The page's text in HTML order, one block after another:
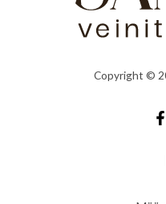
Copyright ©